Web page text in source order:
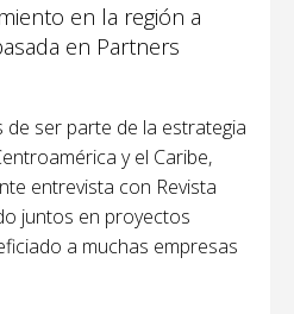
en la región a
en Partners
ser parte de la estrategia
y el Caribe,
entrevista con Revista
juntos en proyectos
a muchas empresas